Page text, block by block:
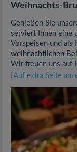
Weihnachts-
Genießen Sie
serviert Ihnen eine
Vorspeisen und als
weihnachtlichen
Wir freuen uns auf
[Auf extra Seite